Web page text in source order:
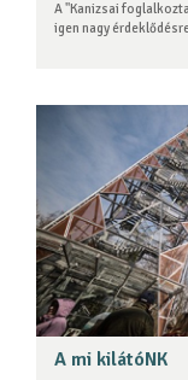
A "Kanizsai
igen nagy
A mi kilátóNK